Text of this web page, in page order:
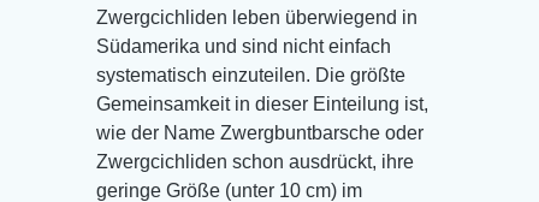
Zwergcichliden leben überwiegend in
Südamerika und sind nicht einfach
systematisch einzuteilen. Die größte
Gemeinsamkeit in dieser Einteilung ist,
wie der Name Zwergbuntbarsche oder
Zwergcichliden schon ausdrückt, ihre
geringe Größe (unter 10 cm) im